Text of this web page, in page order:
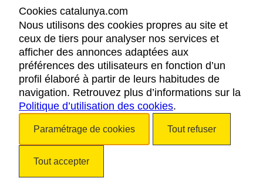
MENTIONS LÉGALES
RÈGLES DE CONFIDENTIALITÉ
COOKIES
ACCESSIBILITÉ
Cookies catalunya.com
Nous utilisons des cookies propres au site et
ceux de tiers pour analyser nos services et
afficher des annonces adaptées aux
préférences des utilisateurs en fonction d’un
profil élaboré à partir de leurs habitudes de
navigation. Retrouvez plus d’informations sur la
Politique d’utilisation des cookies.
Paramétrage de cookies Tout refuser
Tout accepter